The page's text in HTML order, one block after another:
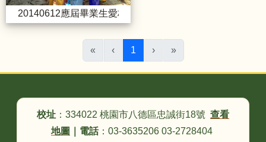
20140612應屆畢業生愛校愛社區打掃服務
« ‹ 1 (目前頁次)
› »
校址 ：334022 桃園市八德區忠誠街18號 查看
地圖
電話：03-3635206 03-2728404